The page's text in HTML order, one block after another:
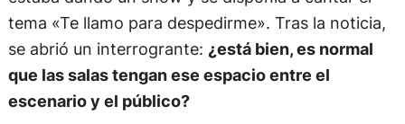
tema «Te llamo para despedirme». Tras la noticia,
se abrió un interrogrante: ¿está bien, es normal
que las salas tengan ese espacio entre el
escenario y el público?